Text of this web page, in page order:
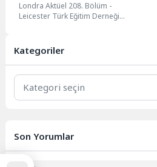
Londra Aktüel 208. Bölüm -
Leicester Türk Eğitim Derneği
Kategoriler
Kategoriler
Son Yorumlar